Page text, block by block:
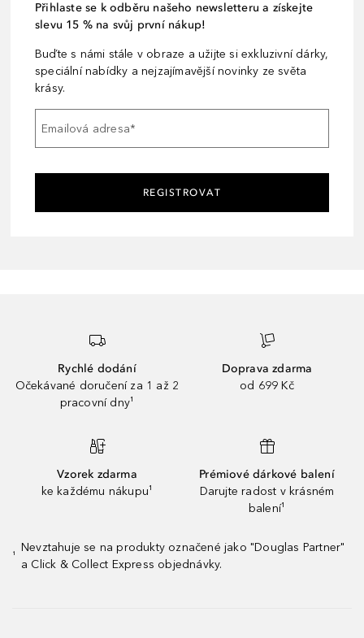
Přihlaste se k odběru našeho newsletteru a získejte
slevu 15 % na svůj první nákup!
Buďte s námi stále v obraze a užijte si exkluzivní dárky,
speciální nabídky a nejzajímavější novinky ze světa
krásy.
Emailová adresa*
REGISTROVAT
Rychlé dodání
Očekávané doručení za 1 až 2
pracovní dny¹
Doprava zdarma
od 699 Kč
Vzorek zdarma
ke každému nákupu¹
Prémiové dárkové balení
Darujte radost v krásném
balení¹
¹
Nevztahuje se na produkty označené jako "Douglas Partner"
a Click & Collect Express objednávky.